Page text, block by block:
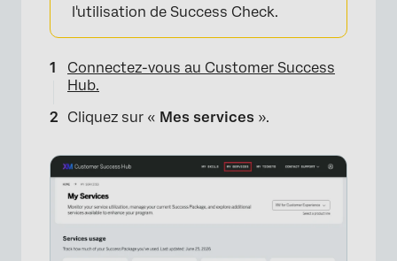
l'utilisation de Success Check.
Connectez-vous au Customer Success
Hub.
Cliquez sur « Mes services ».